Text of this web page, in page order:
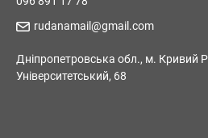
rudanamail@gmail.com
Дніпропетровська обл., м. Кривий
Університетський, 68